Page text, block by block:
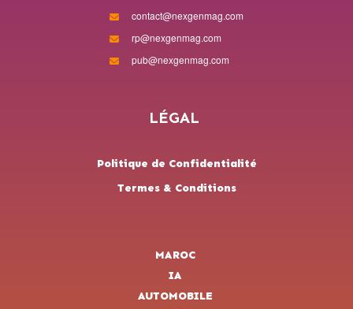
contact@nexgenmag.com
rp@nexgenmag.com
pub@nexgenmag.com
LÉGAL
Politique de Confidentialité
Termes & Conditions
MAROC
IA
AUTOMOBILE